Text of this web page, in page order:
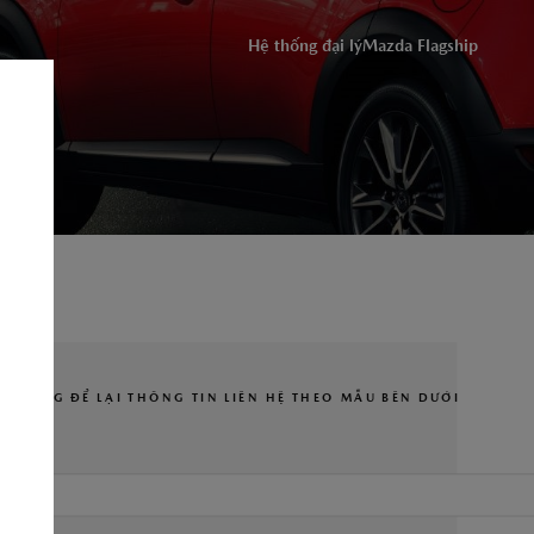
Hệ thống đại lýMazda Flagship
ỨNG DỤNG THACO AUTO SERVICES
LÒNG ĐỂ LẠI THÔNG TIN LIÊN HỆ THEO MẪU BÊN DƯỚI